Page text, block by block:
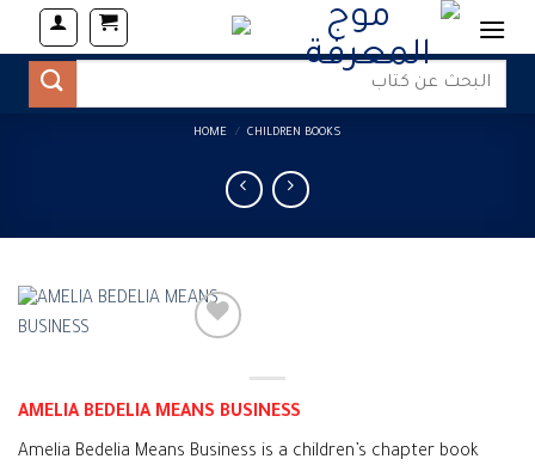
content
Search
HOME / CHILDREN BOOKS
AMELIA BEDELIA MEANS BUSINESS
Amelia Bedelia Means Business is a children’s chapter book